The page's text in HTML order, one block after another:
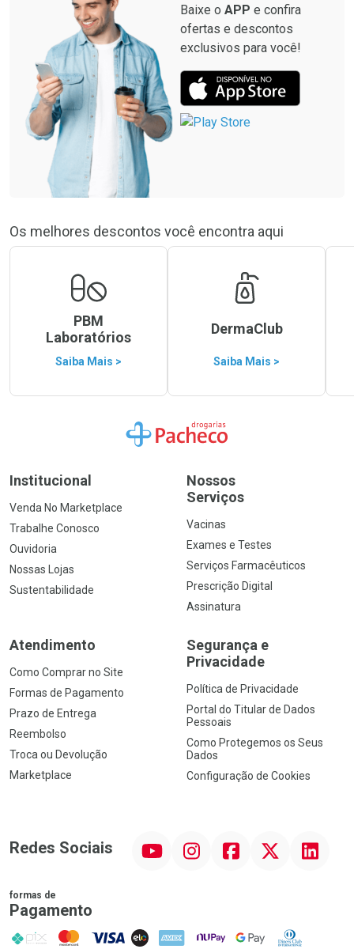
Baixe o APP e confira
ofertas e descontos
exclusivos para você!
Os melhores descontos você encontra aqui
PBM
Laboratórios
Saiba Mais >
DermaClub
Saiba Mais >
Ir para a Home
Institucional
Venda No Marketplace
Trabalhe Conosco
Ouvidoria
Nossas Lojas
Sustentabilidade
Nossos
Serviços
Vacinas
Exames e Testes
Serviços Farmacêuticos
Prescrição Digital
Assinatura
Atendimento
Como Comprar no Site
Formas de Pagamento
Prazo de Entrega
Reembolso
Troca ou Devolução
Marketplace
Segurança e
Privacidade
Política de Privacidade
Portal do Titular de Dados
Pessoais
Como Protegemos os Seus
Dados
Configuração de Cookies
Redes Sociais InstagramFacebookTwitter Linkedin
formas de
Pagamento
PIX MasterCard
VISA ELO AMEX NuPay Google PayDiners Club